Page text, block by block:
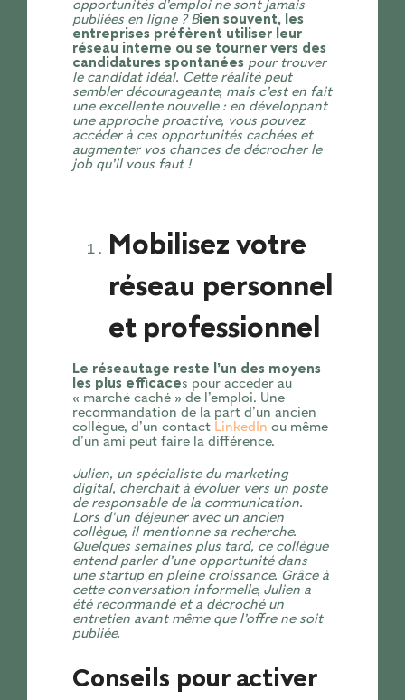
opportunités d’emploi ne sont jamais
publiées en ligne ? Bien souvent, les
entreprises préfèrent utiliser leur
réseau interne ou se tourner vers des
candidatures spontanéespour trouver
le candidat idéal. Cette réalité peut
sembler décourageante, mais c’est en fait
une excellente nouvelle : en développant
une approche proactive, vous pouvez
accéder à ces opportunités cachées et
augmenter vos chances de décrocher le
job qu’il vous faut !
Mobilisez votre
réseau personnel
et professionnel
Le réseautage reste l’un des moyens
les plus efficaces pour accéder au
« marché caché » de l’emploi. Une
recommandation de la part d’un ancien
collègue, d’un contact LinkedIn ou même
d’un ami peut faire la différence.
Julien, un spécialiste du marketing
digital, cherchait à évoluer vers un poste
de responsable de la communication.
Lors d’un déjeuner avec un ancien
collègue, il mentionne sa recherche.
Quelques semaines plus tard, ce collègue
entend parler d’une opportunité dans
une startup en pleine croissance. Grâce à
cette conversation informelle, Julien a
été recommandé et a décroché un
entretien avant même que l’offre ne soit
publiée.
Conseils pour activer